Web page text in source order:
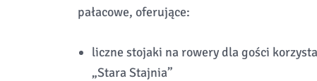
pałacowe, oferujące:
liczne stojaki na rowery dla gości
„Stara Stajnia”